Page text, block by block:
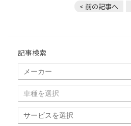
< 前の記事へ
記事検索